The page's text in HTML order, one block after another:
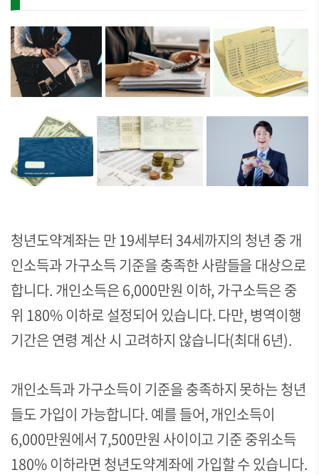
청년도약계좌는 만 19세부터 34세까지의 청년 중 개
인소득과 가구소득 기준을 충족한 사람들을 대상으로
합니다. 개인소득은 6,000만원 이하, 가구소득은 중
위 180% 이하로 설정되어 있습니다. 다만, 병역이행
기간은 연령 계산 시 고려하지 않습니다(최대 6년).
개인소득과 가구소득이 기준을 충족하지 못하는 청년
들도 가입이 가능합니다. 예를 들어, 개인소득이
6,000만원에서 7,500만원 사이이고 기준 중위소득
180% 이하라면 청년도약계좌에 가입할 수 있습니다.